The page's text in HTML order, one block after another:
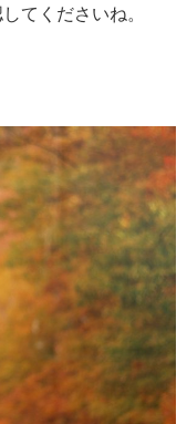
てくださいね。